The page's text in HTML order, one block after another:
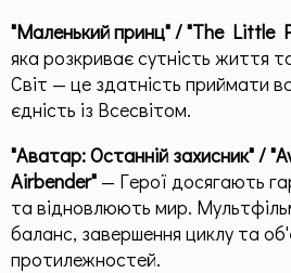
"Маленький принц" / "The Little
яка розкриває сутність життя
Світ — це здатність приймати
єдність із Всесвітом.
"Аватар: Останній захисник" /
Airbender" — Герої досягають
та відновлюють мир.
баланс, завершення циклу та
протилежностей.